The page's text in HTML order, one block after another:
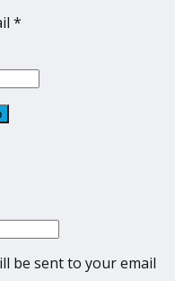
*
be sent to your email